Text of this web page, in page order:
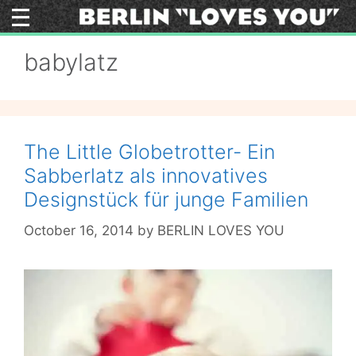
Skip
to
babylatz
The Little Globetrotter- Ein
Sabberlatz als innovatives
Designstück für junge Familien
October 16, 2014 by BERLIN LOVES YOU